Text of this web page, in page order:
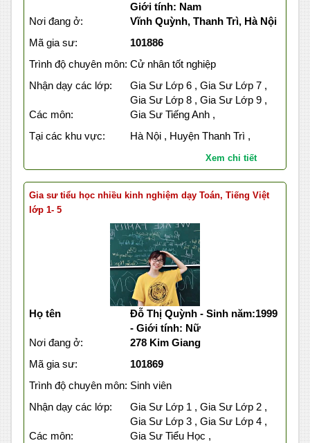
Giới tính: Nam
Nơi đang ở:
Vĩnh Quỳnh, Thanh Trì, Hà Nội
Mã gia sư:
101886
Trình độ chuyên môn: Cử nhân tốt nghiệp
Nhận dạy các lớp:
Gia Sư Lớp 6 , Gia Sư Lớp 7 ,
Gia Sư Lớp 8 , Gia Sư Lớp 9 ,
Các môn:
Gia Sư Tiếng Anh ,
Tại các khu vực:
Hà Nội , Huyện Thanh Trì ,
Xem chi tiết
Gia sư tiểu học nhiều kinh nghiệm dạy Toán, Tiếng Việt
lớp 1- 5
Họ tên
Đỗ Thị Quỳnh - Sinh năm:1999
- Giới tính: Nữ
Nơi đang ở:
278 Kim Giang
Mã gia sư:
101869
Trình độ chuyên môn: Sinh viên
Nhận dạy các lớp:
Gia Sư Lớp 1 , Gia Sư Lớp 2 ,
Gia Sư Lớp 3 , Gia Sư Lớp 4 ,
Các môn:
Gia Sư Tiểu Học ,